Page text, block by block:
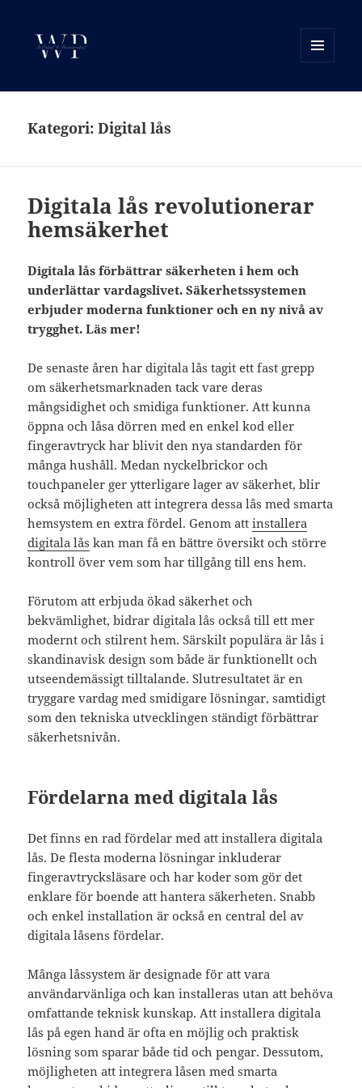
WIDGETS
Kategori:Digital lås
Digitala lås revolutionerar
hemsäkerhet
Digitala lås förbättrar säkerheten i hem och
underlättar vardagslivet. Säkerhetssystemen
erbjuder moderna funktioner och en ny nivå av
trygghet. Läs mer!
De senaste åren har digitala lås tagit ett fast grepp
om säkerhetsmarknaden tack vare deras
mångsidighet och smidiga funktioner. Att kunna
öppna och låsa dörren med en enkel kod eller
fingeravtryck har blivit den nya standarden för
många hushåll. Medan nyckelbrickor och
touchpaneler ger ytterligare lager av säkerhet, blir
också möjligheten att integrera dessa lås med smarta
hemsystem en extra fördel. Genom attinstallera
digitala lås kan man få en bättre översikt och större
kontroll över vem som har tillgång till ens hem.
Förutom att erbjuda ökad säkerhet och
bekvämlighet, bidrar digitala lås också till ett mer
modernt och stilrent hem. Särskilt populära är lås i
skandinavisk design som både är funktionellt och
utseendemässigt tilltalande. Slutresultatet är en
tryggare vardag med smidigare lösningar, samtidigt
som den tekniska utvecklingen ständigt förbättrar
säkerhetsnivån.
Fördelarna med digitala lås
Det finns en rad fördelar med att installera digitala
lås. De flesta moderna lösningar inkluderar
fingeravtrycksläsare och har koder som gör det
enklare för boende att hantera säkerheten. Snabb
och enkel installation är också en central del av
digitala låsens fördelar.
Många låssystem är designade för att vara
användarvänliga och kan installeras utan att behöva
omfattande teknisk kunskap. Att installera digitala
lås på egen hand är ofta en möjlig och praktisk
lösning som sparar både tid och pengar. Dessutom,
möjligheten att integrera låsen med smarta